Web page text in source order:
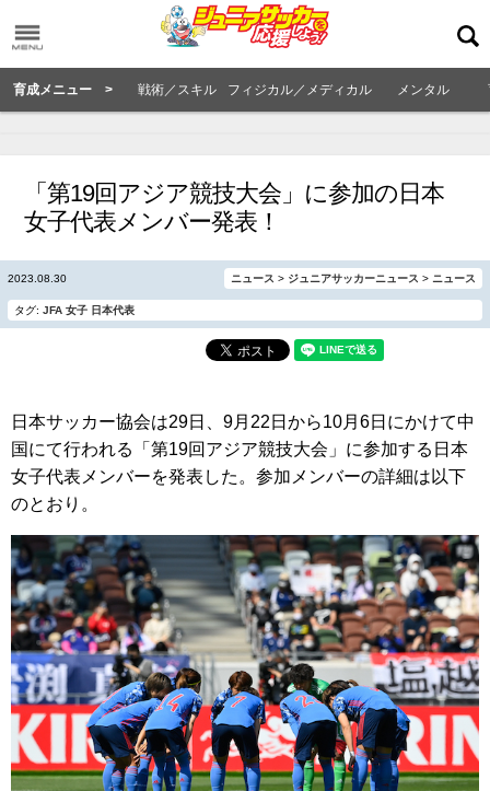
育成メニュー > 戦術／スキル フィジカル／メディカル メンタル
「第19回アジア競技大会」に参加の日本
女子代表メンバー発表！
2023.08.30 ニュース > ジュニアサッカーニュース > ニュース
タグ: JFA 女子 日本代表
日本サッカー協会は29日、9月22日から10月6日にかけて中
国にて行われる「第19回アジア競技大会」に参加する日本
女子代表メンバーを発表した。参加メンバーの詳細は以下
のとおり。